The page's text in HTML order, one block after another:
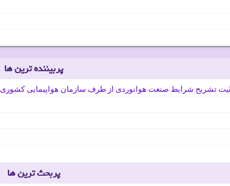
پربیننده ترین ها
تشریح شرایط صنعت هوانوردی از طرف سازمان هواپیمایی کشوری
پربحث ترین ها